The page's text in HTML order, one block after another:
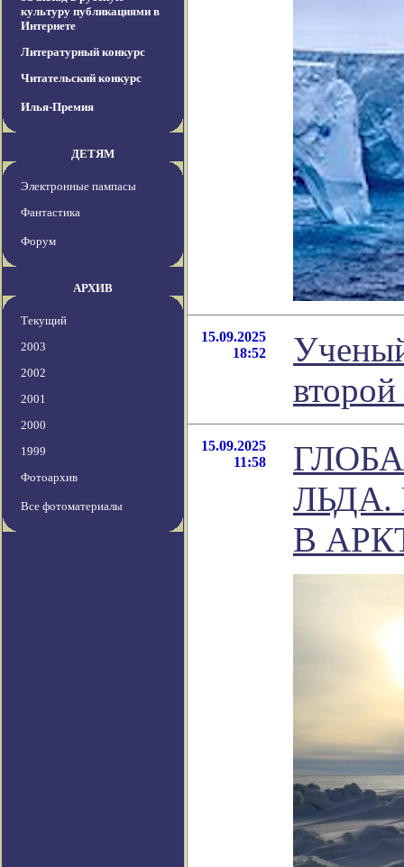
культуру публикациями в
Интернете
Литературный конкурс
Читательский конкурс
Илья-Премия
ДЕТЯМ
Электронные пампасы
Фантастика
Форум
АРХИВ
Текущий
2003
2002
2001
2000
1999
Фотоархив
Все фотоматериалы
15.09.2025
18:52
15.09.2025
11:58
В